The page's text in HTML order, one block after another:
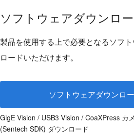
ソフトウェアダウンロ
製品を使用する上で必要となるソフ
ロードいただけます。
ソフトウェアダウンロ
GigE Vision / USB3 Vision / CoaXPress カ
(Sentech SDK) ダウンロード